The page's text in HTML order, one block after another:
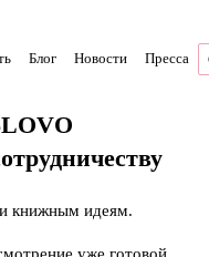
Блог Новости Пресса
книжным идеям.